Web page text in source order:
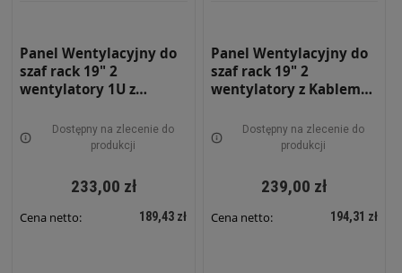
Panel Wentylacyjny do
szaf rack 19" 2
wentylatory 1U z
19-0068SDostępny na zlecenie do
produkcji
233,00 zł
Cena netto: 189,43 zł
Panel Wentylacyjny do
szaf rack 19" 2
wentylatory z Kablem
Dostępny na zlecenie do
produkcji
239,00 zł
Cena netto: 194,31 zł